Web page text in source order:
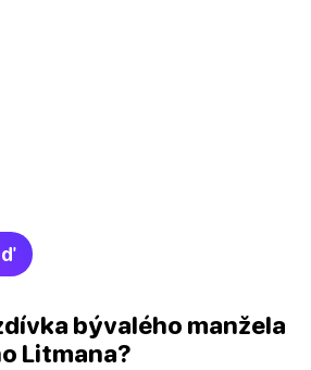
bývalého manžela
Litmana?